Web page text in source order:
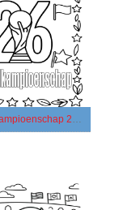
Wereldkampioenschap 2026 gratis afdrukbaar